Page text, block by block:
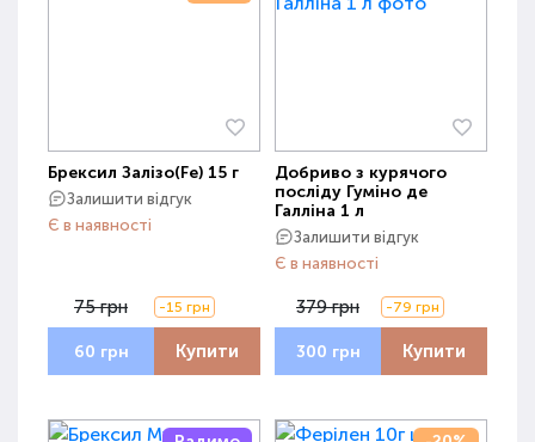
Брексил Залізо(Fe) 15 г
Залишити відгук
Є в наявності
75 грн -15 грн
60 грн Купити
Добриво з курячого
посліду Гуміно де
Галліна 1 л
Залишити відгук
Є в наявності
379 грн -79 грн
300 грн Купити